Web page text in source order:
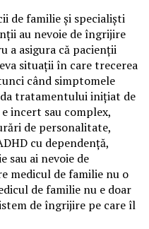
de familie și specialiști
au nevoie de îngrijire
a asigura că pacienții
situații în care trecerea
când simptomele
tratamentului inițiat de
incert sau complex,
de personalitate,
cu dependență,
sau ai nevoie de
medicul de familie nu o
de familie nu e doar
de îngrijire pe care îl